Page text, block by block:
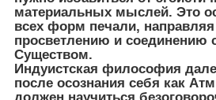
материальных мыслей. Это
всех форм печали, направляя
просветлению и
Существом.
Индуистская философия
после осознания себя как